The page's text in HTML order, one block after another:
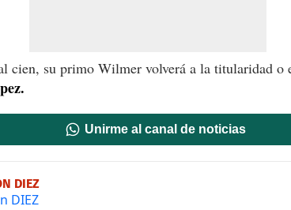
cien, su primo Wilmer volverá a la titularidad o
Unirme al canal de noticias
DIEZ
DIEZ